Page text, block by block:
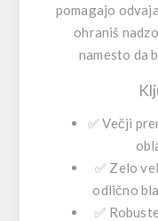
pomagajo
ohraniš
namesto da
✅Večji
✅ Zelo
odlično
✅